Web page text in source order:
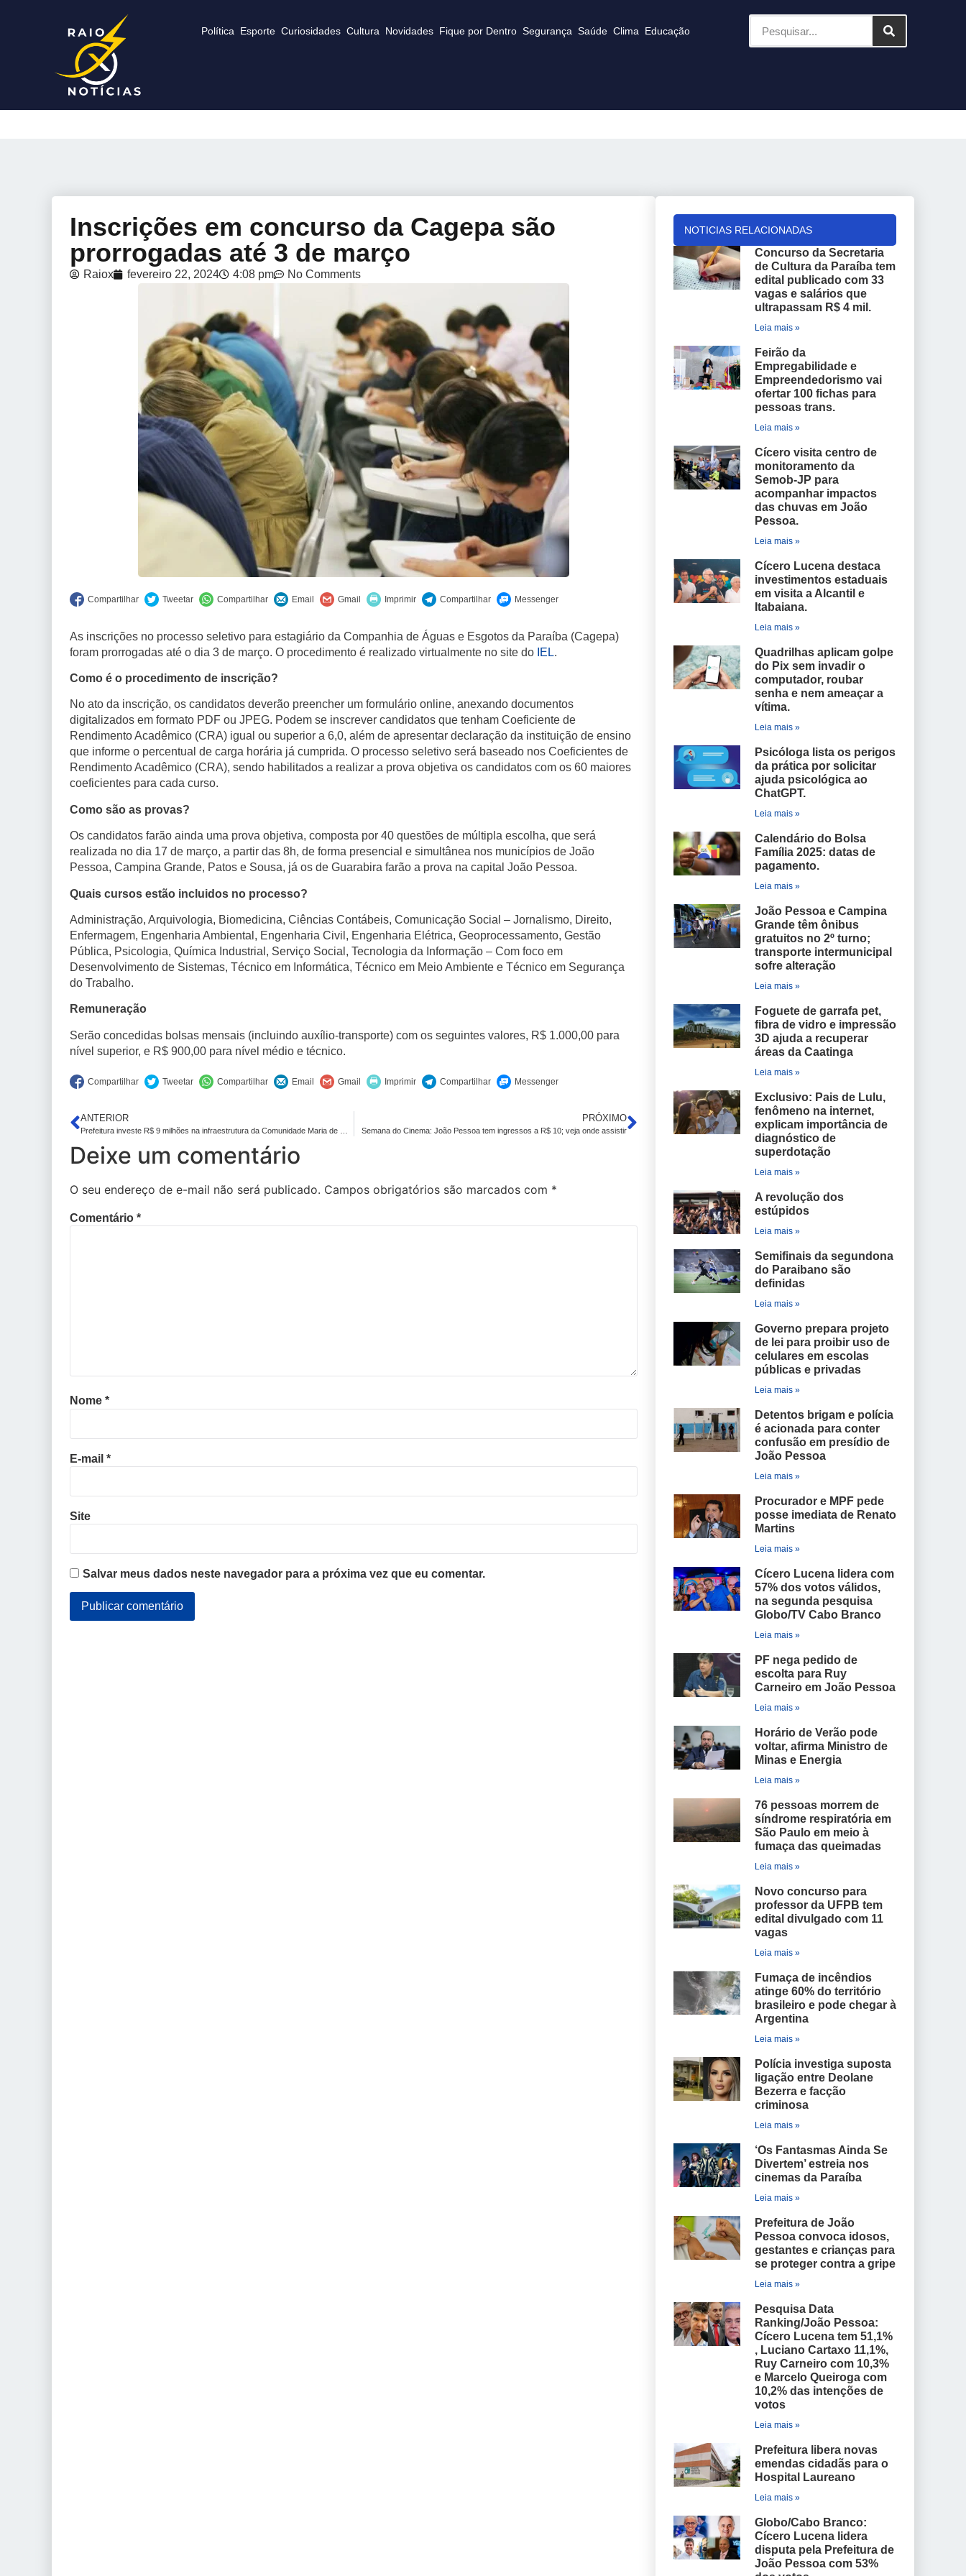
Política Esporte Curiosidades Cultura Novidades Fique por Dentro Segurança Saúde Clima Educação
Inscrições em concurso da Cagepa são
prorrogadas até 3 de março
Raiox fevereiro 22, 2024 4:08 pm No Comments
As inscrições no processo seletivo para estagiário da Companhia de Águas e Esgotos da Paraíba (Cagepa)
foram prorrogadas até o dia 3 de março. O procedimento é realizado virtualmente no site do IEL.
Como é o procedimento de inscrição?
No ato da inscrição, os candidatos deverão preencher um formulário online, anexando documentos
digitalizados em formato PDF ou JPEG. Podem se inscrever candidatos que tenham Coeficiente de
Rendimento Acadêmico (CRA) igual ou superior a 6,0, além de apresentar declaração da instituição de ensino
que informe o percentual de carga horária já cumprida. O processo seletivo será baseado nos Coeficientes de
Rendimento Acadêmico (CRA), sendo habilitados a realizar a prova objetiva os candidatos com os 60 maiores
coeficientes para cada curso.
Como são as provas?
Os candidatos farão ainda uma prova objetiva, composta por 40 questões de múltipla escolha, que será
realizada no dia 17 de março, a partir das 8h, de forma presencial e simultânea nos municípios de João
Pessoa, Campina Grande, Patos e Sousa, já os de Guarabira farão a prova na capital João Pessoa.
Quais cursos estão incluidos no processo?
Administração, Arquivologia, Biomedicina, Ciências Contábeis, Comunicação Social – Jornalismo, Direito,
Enfermagem, Engenharia Ambiental, Engenharia Civil, Engenharia Elétrica, Geoprocessamento, Gestão
Pública, Psicologia, Química Industrial, Serviço Social, Tecnologia da Informação – Com foco em
Desenvolvimento de Sistemas, Técnico em Informática, Técnico em Meio Ambiente e Técnico em Segurança
do Trabalho.
Remuneração
Serão concedidas bolsas mensais (incluindo auxílio-transporte) com os seguintes valores, R$ 1.000,00 para
nível superior, e R$ 900,00 para nível médio e técnico.
ANTERIOR PRÓXIMO
Semana do Cinema: João Pessoa tem ingressos a R$ 10; veja onde assistir
Deixe um comentário
O seu endereço de e-mail não será publicado. Campos obrigatórios são marcados com *
Comentário *
Nome *
E-mail *
Site
Salvar meus dados neste navegador para a próxima vez que eu comentar.
NOTICIAS RELACIONADAS
Concurso da Secretaria
de Cultura da Paraíba tem
edital publicado com 33
vagas e salários que
ultrapassam R$ 4 mil.
Leia mais »
Feirão da
Empregabilidade e
Empreendedorismo vai
ofertar 100 fichas para
pessoas trans.
Leia mais »
Cícero visita centro de
monitoramento da
Semob-JP para
acompanhar impactos
das chuvas em João
Pessoa.
Leia mais »
Cícero Lucena destaca
investimentos estaduais
em visita a Alcantil e
Itabaiana.
Leia mais »
Quadrilhas aplicam golpe
do Pix sem invadir o
computador, roubar
senha e nem ameaçar a
vítima.
Leia mais »
Psicóloga lista os perigos
da prática por solicitar
ajuda psicológica ao
ChatGPT.
Leia mais »
Calendário do Bolsa
Família 2025: datas de
pagamento.
Leia mais »
João Pessoa e Campina
Grande têm ônibus
gratuitos no 2º turno;
transporte intermunicipal
sofre alteração
Leia mais »
Foguete de garrafa pet,
fibra de vidro e impressão
3D ajuda a recuperar
áreas da Caatinga
Leia mais »
Exclusivo: Pais de Lulu,
fenômeno na internet,
explicam importância de
diagnóstico de
superdotação
Leia mais »
A revolução dos
estúpidos
Leia mais »
Semifinais da segundona
do Paraibano são
definidas
Leia mais »
Governo prepara projeto
de lei para proibir uso de
celulares em escolas
públicas e privadas
Leia mais »
Detentos brigam e polícia
é acionada para conter
confusão em presídio de
João Pessoa
Leia mais »
Procurador e MPF pede
posse imediata de Renato
Martins
Leia mais »
Cícero Lucena lidera com
57% dos votos válidos,
na segunda pesquisa
Globo/TV Cabo Branco
Leia mais »
PF nega pedido de
escolta para Ruy
Carneiro em João Pessoa
Leia mais »
Horário de Verão pode
voltar, afirma Ministro de
Minas e Energia
Leia mais »
76 pessoas morrem de
síndrome respiratória em
São Paulo em meio à
fumaça das queimadas
Leia mais »
Novo concurso para
professor da UFPB tem
edital divulgado com 11
vagas
Leia mais »
Fumaça de incêndios
atinge 60% do território
brasileiro e pode chegar à
Argentina
Leia mais »
Polícia investiga suposta
ligação entre Deolane
Bezerra e facção
criminosa
Leia mais »
‘Os Fantasmas Ainda Se
Divertem’ estreia nos
cinemas da Paraíba
Leia mais »
Prefeitura de João
Pessoa convoca idosos,
gestantes e crianças para
se proteger contra a gripe
Leia mais »
Pesquisa Data
Ranking/João Pessoa:
Cícero Lucena tem 51,1%
, Luciano Cartaxo 11,1%,
Ruy Carneiro com 10,3%
e Marcelo Queiroga com
10,2% das intenções de
votos
Leia mais »
Prefeitura libera novas
emendas cidadãs para o
Hospital Laureano
Leia mais »
Globo/Cabo Branco:
Cícero Lucena lidera
disputa pela Prefeitura de
João Pessoa com 53%